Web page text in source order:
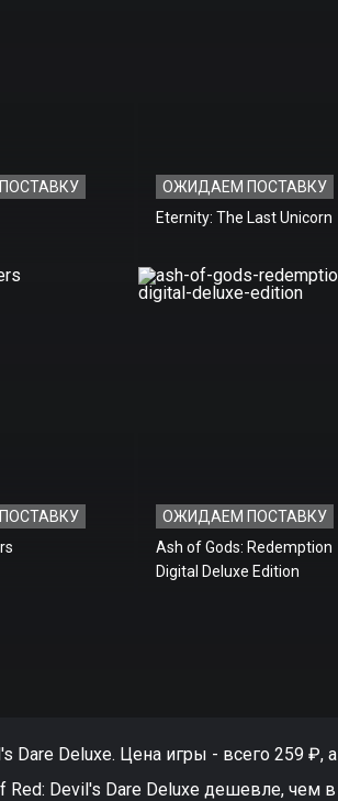
ОЖИДАЕМ ПОСТАВКУ
Eternity: The Last Unicorn
ОЖИДАЕМ ПОСТАВКУ
Ash of Gods: Redemption
Digital Deluxe Edition
Dare Deluxe. Цена игры - всего 259 ₽, а
Devil's Dare Deluxe дешевле, чем в